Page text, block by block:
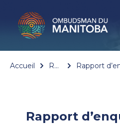
Accueil Rapports
Rapport